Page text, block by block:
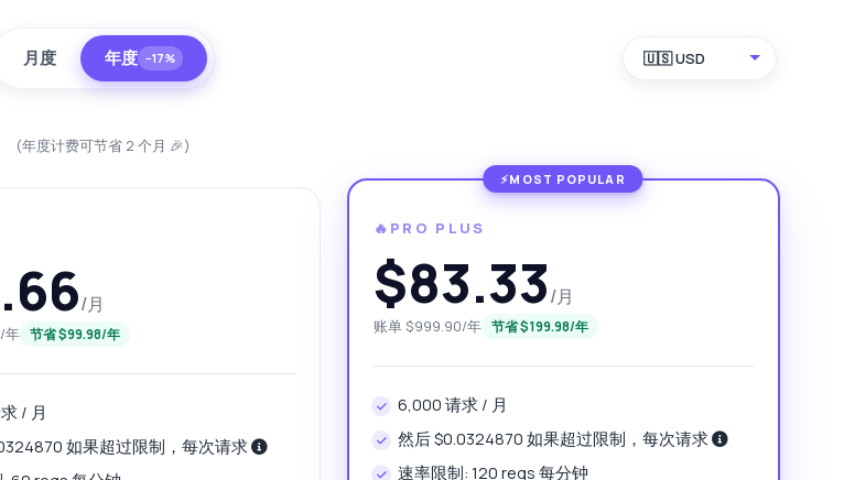
月度 年度 −17% 🇺🇸 USD
(年度计费可节省 2 个月 🎉)
/月
年 节省 $99.98/年
/ 月
如果超过限制，每次请求
🔥PRO PLUS
$83.33/月
账单 $999.90/年 节省 $199.98/年
6,000 请求 / 月
然后 $0.0324870 如果超过限制，每次请求
速率限制: 120 reqs 每分钟